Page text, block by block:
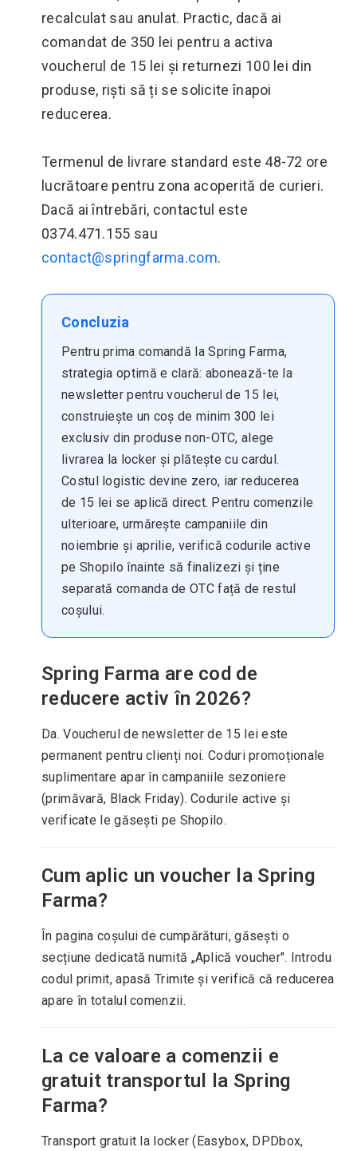
recalculat sau anulat. Practic, dacă ai
comandat de 350 lei pentru a activa
voucherul de 15 lei și returnezi 100 lei din
produse, riști să ți se solicite înapoi
reducerea.
Termenul de livrare standard este 48-72 ore
lucrătoare pentru zona acoperită de curieri.
Dacă ai întrebări, contactul este
0374.471.155 sau
contact@springfarma.com.
Concluzia
Pentru prima comandă la Spring Farma,
strategia optimă e clară: abonează-te la
newsletter pentru voucherul de 15 lei,
construiește un coș de minim 300 lei
exclusiv din produse non-OTC, alege
livrarea la locker și plătește cu cardul.
Costul logistic devine zero, iar reducerea
de 15 lei se aplică direct. Pentru comenzile
ulterioare, urmărește campaniile din
noiembrie și aprilie, verifică codurile active
pe Shopilo înainte să finalizezi și ține
separată comanda de OTC față de restul
coșului.
Spring Farma are cod de
reducere activ în 2026?
Da. Voucherul de newsletter de 15 lei este
permanent pentru clienți noi. Coduri promoționale
suplimentare apar în campaniile sezoniere
(primăvară, Black Friday). Codurile active și
verificate le găsești pe Shopilo.
Cum aplic un voucher la Spring
Farma?
În pagina coșului de cumpărături, găsești o
secțiune dedicată numită „Aplică voucher". Introdu
codul primit, apasă Trimite și verifică că reducerea
apare în totalul comenzii.
La ce valoare a comenzii e
gratuit transportul la Spring
Farma?
Transport gratuit la locker (Easybox, DPDbox,